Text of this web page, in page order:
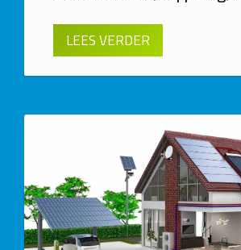
LEES VERDER